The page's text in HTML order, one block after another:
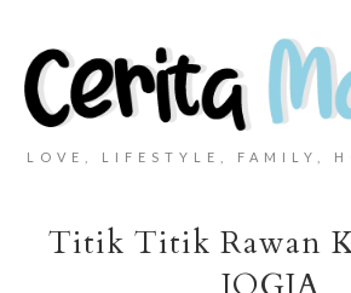
LOVE, LIFESTYLE, FAMILY,
Titik Titik Rawan